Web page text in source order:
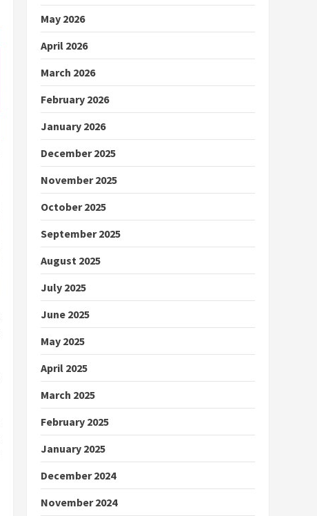
May 2026
April 2026
March 2026
February 2026
January 2026
December 2025
November 2025
October 2025
September 2025
August 2025
July 2025
June 2025
May 2025
April 2025
March 2025
February 2025
January 2025
December 2024
November 2024